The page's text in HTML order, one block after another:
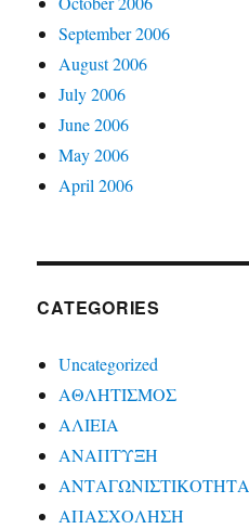
September 2006
August 2006
July 2006
June 2006
May 2006
April 2006
CATEGORIES
Uncategorized
ΑΘΛΗΤΙΣΜΟΣ
ΑΛΙΕΙΑ
ΑΝΑΠΤΥΞΗ
ΑΝΤΑΓΩΝΙΣΤΙΚΟΤΗΤΑ
ΑΠΑΣΧΟΛΗΣΗ